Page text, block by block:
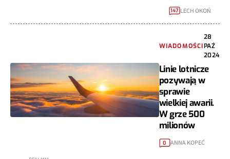
147 LECH OKOŃ
WIADOMOŚCI
28
PAŹ
2024
Linie lotnicze
pozywają w
sprawie
wielkiej awarii.
W grze 500
milionów
0 ANNA KOPEĆ